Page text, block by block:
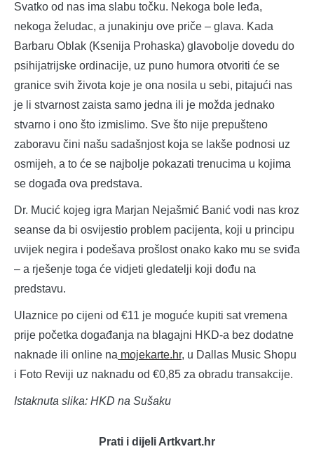
Svatko od nas ima slabu točku. Nekoga bole leđa,
nekoga želudac, a junakinju ove priče – glava. Kada
Barbaru Oblak (Ksenija Prohaska) glavobolje dovedu do
psihijatrijske ordinacije, uz puno humora otvoriti će se
granice svih života koje je ona nosila u sebi, pitajući nas
je li stvarnost zaista samo jedna ili je možda jednako
stvarno i ono što izmislimo. Sve što nije prepušteno
zaboravu čini našu sadašnjost koja se lakše podnosi uz
osmijeh, a to će se najbolje pokazati trenucima u kojima
se događa ova predstava.
Dr. Mucić kojeg igra Marjan Nejašmić Banić vodi nas kroz
seanse da bi osvijestio problem pacijenta, koji u principu
uvijek negira i podešava prošlost onako kako mu se sviđa
– a rješenje toga će vidjeti gledatelji koji dođu na
predstavu.
Ulaznice po cijeni od €11 je moguće kupiti sat vremena
prije početka događanja na blagajni HKD-a bez dodatne
naknade ili online na mojekarte.hr, u Dallas Music Shopu
i Foto Reviji uz naknadu od €0,85 za obradu transakcije.
Istaknuta slika: HKD na Sušaku
Prati i dijeli Artkvart.hr